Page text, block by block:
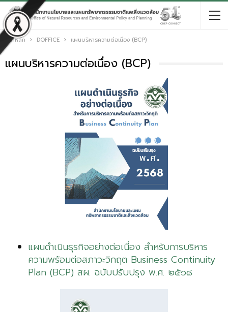
หน้าหลัก DOFFICE แผนบริหารความต่อเนื่อง (BCP)
แผนบริหารความต่อเนื่อง (BCP)
แผนดำเนินธุรกิจอย่างต่อเนื่อง สำหรับการบริหาร
ความพร้อมต่อสภาวะวิกฤต Business Continuity
Plan (BCP) สผ. ฉบับปรับปรุง พ.ศ. ๒๕๖๘